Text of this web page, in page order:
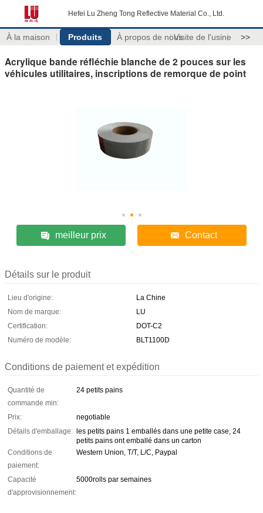
Hefei Lu Zheng Tong Reflective Material Co., Ltd.
À la maison Produits À propos de nousVisite de l'usine >>
Acrylique bande réfléchie blanche de 2 pouces sur les
véhicules utilitaires, inscriptions de remorque de point
meilleur prix Contact
Détails sur le produit
Lieu d'origine:
La Chine
Nom de marque:
LU
Certification:
DOT-C2
Numéro de modèle:
BLT1100D
Conditions de paiement et expédition
Quantité de
commande min:
24 petits pains
Prix:
negotiable
Détails d'emballage: les petits pains 1 emballés dans une petite case, 24
petits pains ont emballé dans un carton
Conditions de
paiement:
Western Union, T/T, L/C, Paypal
Capacité
d'approvisionnement:
5000rolls par semaines